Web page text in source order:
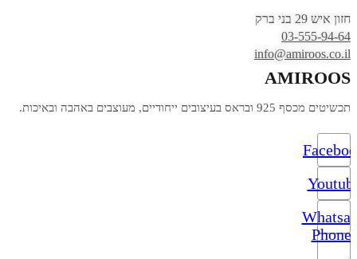
חזון איש 29 בני ברק
03-555-94-64
info@amiroos.co.il
AMIROOS
תכשיטים מכסף 925 ובראס בעיצובים ייחודיים, מעוצבים באהבה ובאיכות.
Phone-